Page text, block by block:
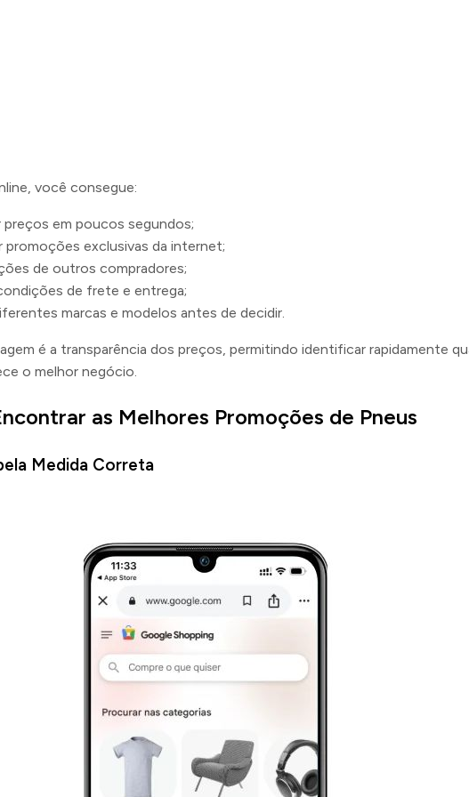
você consegue:
preços em poucos segundos;
promoções exclusivas da internet;
de outros compradores;
de frete e entrega;
marcas e modelos antes de decidir.
é a transparência dos preços, permitindo identificar rapidamente
o melhor negócio.
as Melhores Promoções de Pneus
Medida Correta